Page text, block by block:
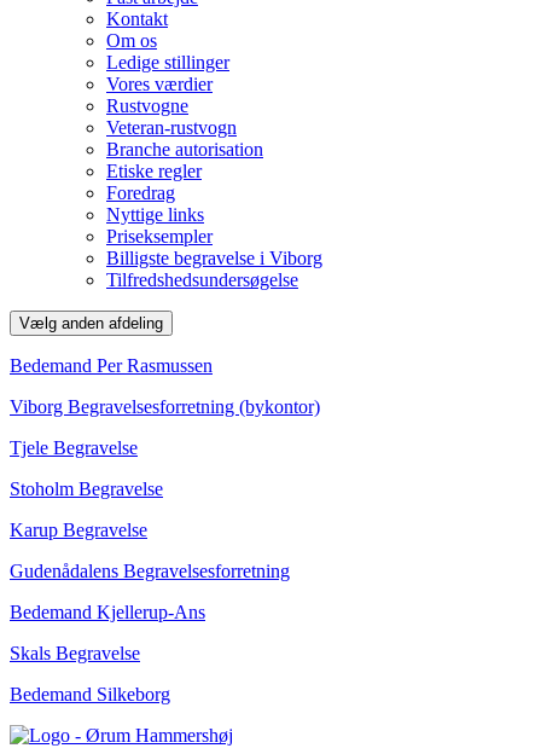
Kontakt
Om os
Ledige stillinger
Vores værdier
Rustvogne
Veteran-rustvogn
Branche autorisation
Etiske regler
Foredrag
Nyttige links
Priseksempler
Billigste begravelse i Viborg
Tilfredshedsundersøgelse
Vælg anden afdeling
Bedemand Per Rasmussen
Viborg Begravelsesforretning (bykontor)
Tjele Begravelse
Stoholm Begravelse
Karup Begravelse
Gudenådalens Begravelsesforretning
Bedemand Kjellerup-Ans
Skals Begravelse
Bedemand Silkeborg